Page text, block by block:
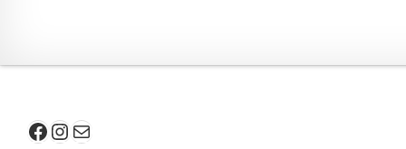
Facebook
Instagram
contact@tiralarcnancy.fr